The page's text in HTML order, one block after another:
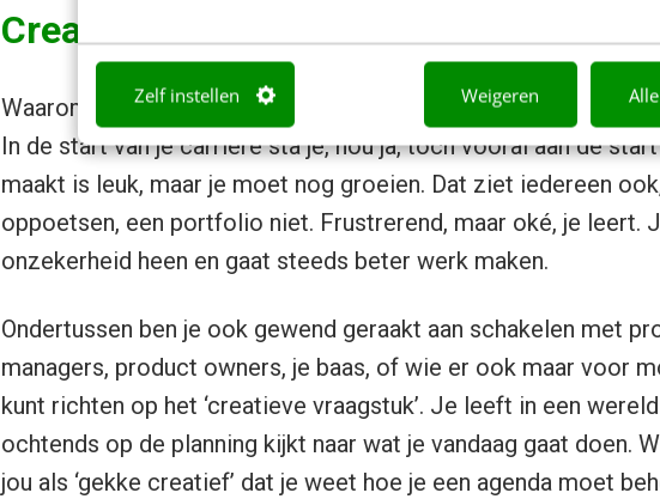
Zelf instellen Weigeren
Creatievelingen groeien op in
Waarom? Om dat goed te begrijpen moet je je verplaatsen in
In de start van je carrière sta je, nou ja, toch vooral aan de
maakt is leuk, maar je moet nog groeien. Dat ziet iedereen
oppoetsen, een portfolio niet. Frustrerend, maar oké, je leert.
onzekerheid heen en gaat steeds beter werk maken.
Ondertussen ben je ook gewend geraakt aan schakelen met
managers, product owners, je baas, of wie er ook maar voor
kunt richten op het ‘creatieve vraagstuk’. Je leeft in een
ochtends op de planning kijkt naar wat je vandaag gaat doen.
jou als ‘gekke creatief’ dat je weet hoe je een agenda moet